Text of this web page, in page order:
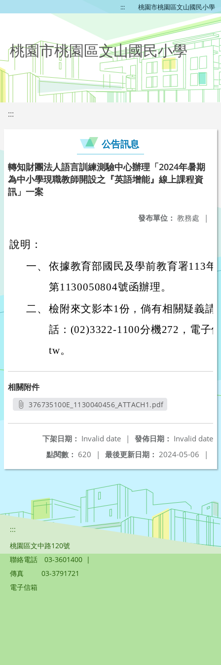
::: 桃園市桃園區文山國民小學
桃園市桃園區文山國民小學
:::
公告訊息
轉知財團法人語言訓練測驗中心辦理「2024年暑期
為中小學現職教師開設之『英語增能』線上課程資
訊」一案
發布單位： 教務處 |
說明：
一、 依據教育部國民及學前教育署113
第1130050804號函辦理。
二、 檢附來文影本1份，倘有相關疑義請
話：(02)3322-1100分機272，電子
tw。
相關附件
376735100E_1130040456_ATTACH1.pdf
發佈日期： Invalid date
下架日期： Invalid date
|
最後更新日期： 2024-05-06 |
點閱數： 620 |
:::
桃園區文中路120號
聯絡電話
03-3601400 |
傳真
03-3791721
電子信箱